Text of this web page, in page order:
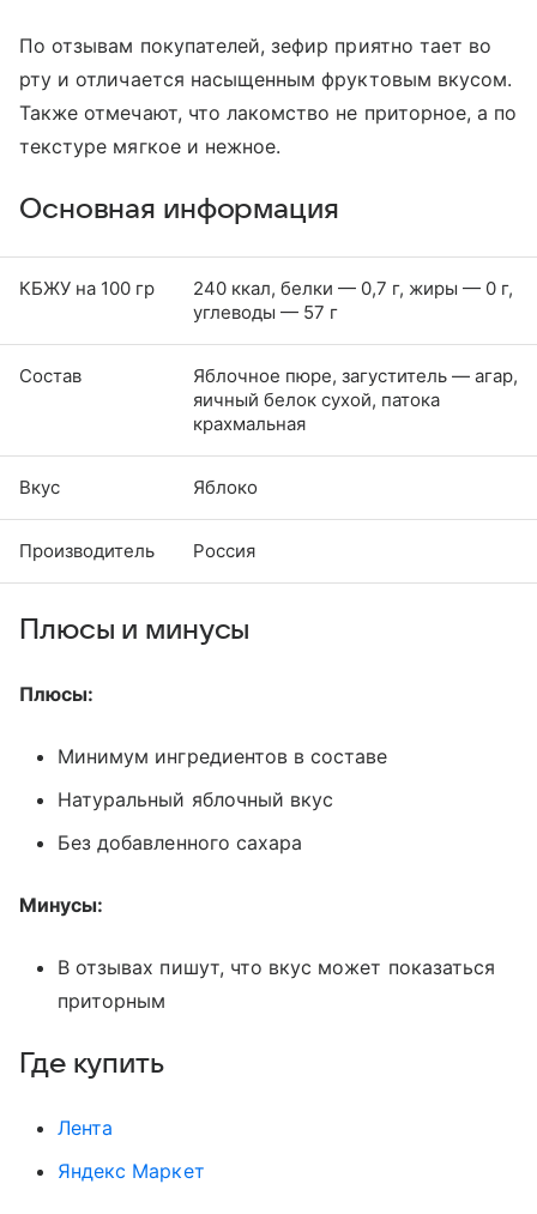
По отзывам покупателей, зефир приятно тает во
рту и отличается насыщенным фруктовым вкусом.
Также отмечают, что лакомство не приторное, а по
текстуре мягкое и нежное.
Основная информация
КБЖУ на 100 гр
240 ккал, белки — 0,7 г, жиры — 0 г,
углеводы — 57 г
Состав
Яблочное пюре, загуститель — агар,
яичный белок сухой, патока
крахмальная
Вкус Яблоко
Производитель Россия
Плюсы и минусы
Плюсы:
Минимум ингредиентов в составе
Натуральный яблочный вкус
Без добавленного сахара
Минусы:
В отзывах пишут, что вкус может показаться
приторным
Где купить
Лента
Яндекс Маркет